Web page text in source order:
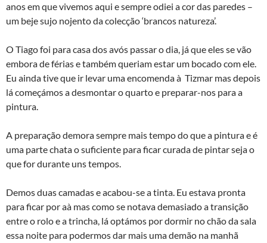
anos em que vivemos aqui e sempre odiei a cor das paredes –
um beje sujo nojento da colecção ‘brancos natureza’.
O Tiago foi para casa dos avós passar o dia, já que eles se vão
embora de férias e também queriam estar um bocado com ele.
Eu ainda tive que ir levar uma encomenda à Tizmar mas depois
lá começámos a desmontar o quarto e preparar-nos para a
pintura.
A preparação demora sempre mais tempo do que a pintura e é
uma parte chata o suficiente para ficar curada de pintar seja o
que for durante uns tempos.
Demos duas camadas e acabou-se a tinta. Eu estava pronta
para ficar por aà­ mas como se notava demasiado a transição
entre o rolo e a trincha, lá optámos por dormir no chão da sala
essa noite para podermos dar mais uma demão na manhã